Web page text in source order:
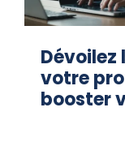
Dévoilez
votre
booster